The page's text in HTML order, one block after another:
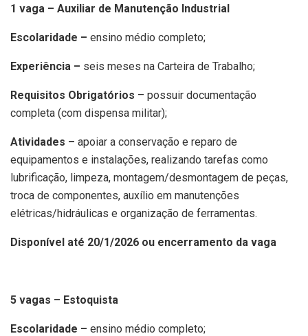
1 vaga – Auxiliar de Manutenção Industrial
Escolaridade – ensino médio completo;
Experiência – seis meses na Carteira de Trabalho;
Requisitos Obrigatórios – possuir documentação
completa (com dispensa militar);
Atividades – apoiar a conservação e reparo de
equipamentos e instalações, realizando tarefas como
lubrificação, limpeza, montagem/desmontagem de peças,
troca de componentes, auxílio em manutenções
elétricas/hidráulicas e organização de ferramentas.
Disponível até 20/1/2026 ou encerramento da vaga
5 vagas – Estoquista
Escolaridade – ensino médio completo;